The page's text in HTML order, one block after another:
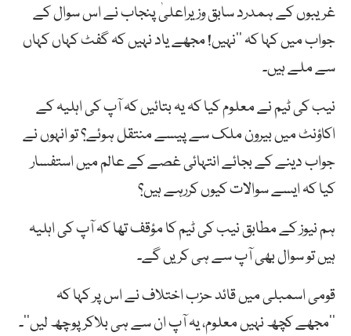
غریبوں کے ہمدرد سابق وزیراعلیٰ پنجاب نے اس سوال کے
جواب میں کہا کہ ’’نہیں! مجھے یاد نہیں کہ گفٹ کہاں کہاں
سے ملے ہیں۔
نیب کی ٹیم نے معلوم کیا کہ یہ بتائیں کہ آپ کی اہلیہ کے
اکاؤنٹ میں بیرون ملک سے پیسے منتقل ہوئے؟ تو انہوں نے
جواب دینے کے بجائے انتہائی غصے کے عالم میں استفسار
کیا کہ ایسے سوالات کیوں کررہے ہیں؟
ہم نیوز کے مطابق نیب کی ٹیم کا مؤقف تھا کہ آپ کی اہلیہ
ہیں تو سوال بھی آپ سے ہی کریں گے۔
قومی اسمبلی میں قائد حزب اختلاف نے اس پر کہا کہ
’’مجھے کچھ نہیں معلوم، یہ آپ ان سے ہی بلاکر پوچھ لیں‘‘۔